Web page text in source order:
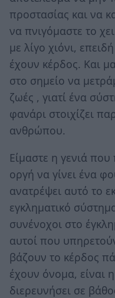
προστασίας και να
να πνιγόμαστε το
με λίγο χιόνι,
έχουν κέρδος. Και
στο σημείο να
ζωές , γιατί ένα
φανάρι στοιχίζει
ανθρώπου.
Είμαστε η γενιά
οργή να γίνει ένα
ανατρέψει αυτό το
εγκληματικό
συνένοχοι στο
αυτοί που
βάζουν το κέρδος
έχουν όνομα, είναι
διερευνήσει σε